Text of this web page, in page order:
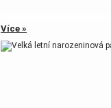
Více »